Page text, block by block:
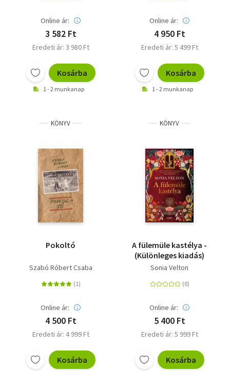
Online ár:
3 582 Ft
Eredeti ár: 3 980 Ft
Kosárba
1 - 2 munkanap
Online ár:
4 950 Ft
Eredeti ár: 5 499 Ft
Kosárba
1 - 2 munkanap
KÖNYV
Pokoltó
Szabó Róbert Csaba
Online ár:
4 500 Ft
Eredeti ár: 4 999 Ft
Kosárba
KÖNYV
A fülemüle kastélya -
(Különleges kiadás)
Sonia Velton
Online ár:
5 400 Ft
Eredeti ár: 5 999 Ft
Kosárba